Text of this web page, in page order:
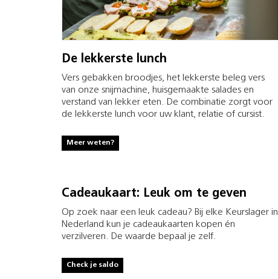
De lekkerste lunch
Vers gebakken broodjes, het lekkerste beleg vers
van onze snijmachine, huisgemaakte salades en
verstand van lekker eten. De combinatie zorgt voor
de lekkerste lunch voor uw klant, relatie of cursist.
Meer weten?
Cadeaukaart: Leuk om te geven
Op zoek naar een leuk cadeau? Bij elke Keurslager in
Nederland kun je cadeaukaarten kopen én
verzilveren. De waarde bepaal je zelf.
Check je saldo